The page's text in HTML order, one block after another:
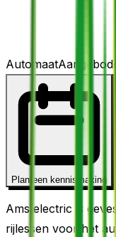
Automaat
Plan een kennismaking
Amstelectric is
rijlessen voor het